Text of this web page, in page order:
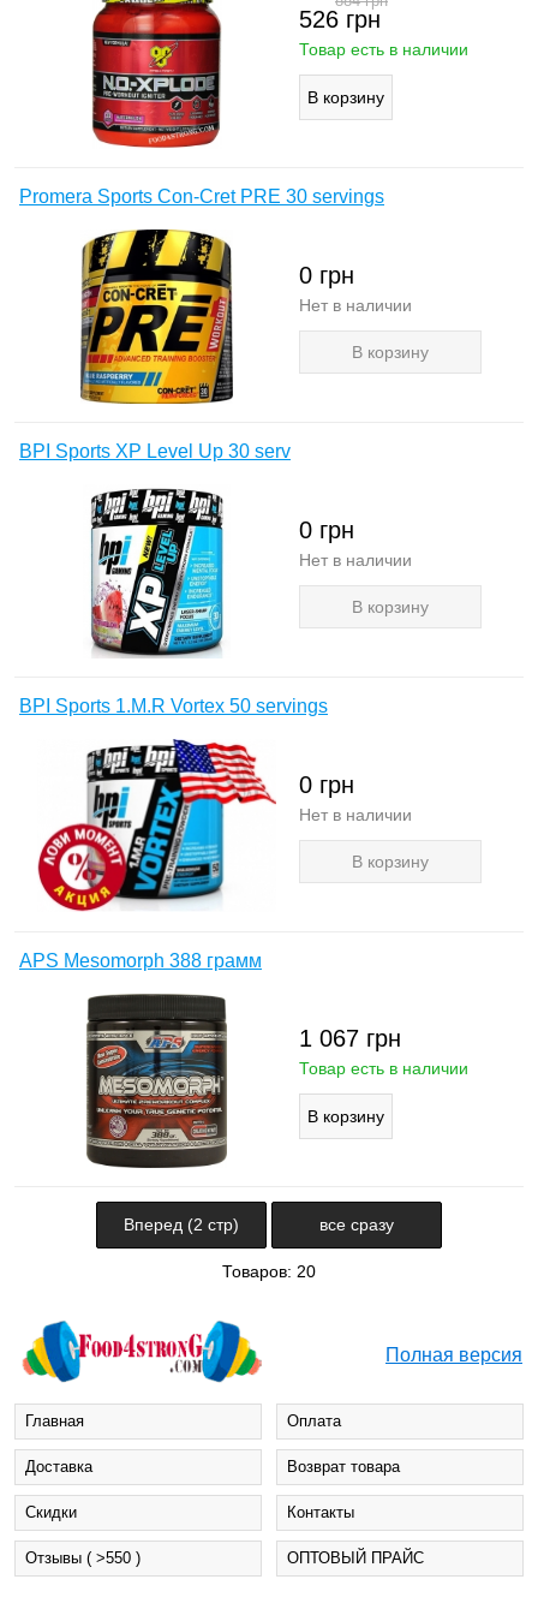
526 грн
Товар есть в наличии
Promera Sports Con-Cret PRE 30 servings
0 грн
Нет в наличии
В корзину
BPI Sports XP Level Up 30 serv
0 грн
Нет в наличии
В корзину
BPI Sports 1.M.R Vortex 50 servings
0 грн
Нет в наличии
В корзину
APS Mesomorph 388 грамм
1 067 грн
Товар есть в наличии
Вперед (2 стр) все сразу
Товаров: 20
Полная версия
Главная Оплата
Доставка Возврат товара
Cкидки Контакты
Отзывы ( >550 ) ОПТОВЫЙ ПРАЙС